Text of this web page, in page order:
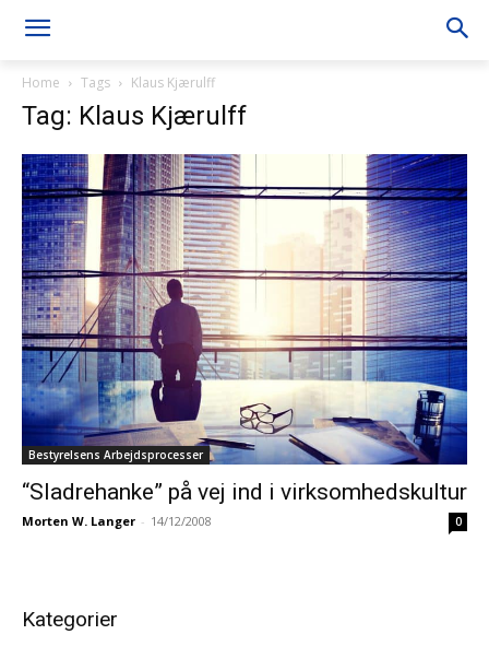
Home Tags Klaus Kjærulff
Tag: Klaus Kjærulff
Bestyrelsens Arbejdsprocesser
“Sladrehanke” på vej ind i virksomhedskultur
Morten W. Langer - 14/12/2008 0
Kategorier